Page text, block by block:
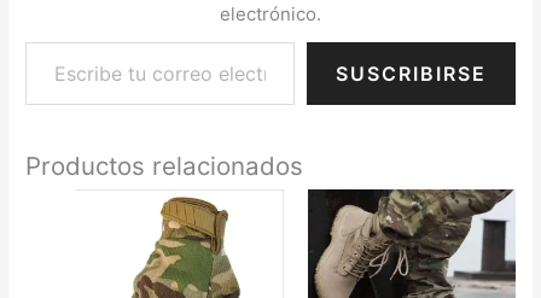
electrónico.
SUSCRIBIRSE
Productos relacionados